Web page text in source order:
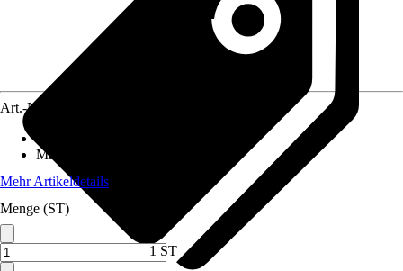
Art.-Nr.
Material
Mehr Artikeldetails
Menge (ST)
1 ST